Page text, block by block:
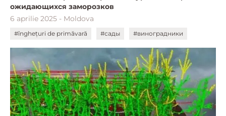
ожидающихся заморозков
6 aprilie 2025 - Moldova
#înghețuri de primăvară #сады #виноградники